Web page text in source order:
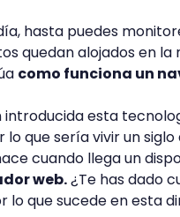
hasta puedes
quedan alojados en
como funciona un
introducida esta
lo que sería vivir un
cuando llega un
web.¿Te has dado
lo que sucede en esta